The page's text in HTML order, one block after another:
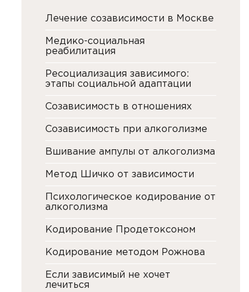
Лечение созависимости в Москве
Медико-социальная
реабилитация
Ресоциализация зависимого:
этапы социальной адаптации
Созависимость в отношениях
Созависимость при алкоголизме
Вшивание ампулы от алкоголизма
Метод Шичко от зависимости
Психологическое кодирование от
алкоголизма
Кодирование Продетоксоном
Кодирование методом Рожнова
Если зависимый не хочет
лечиться